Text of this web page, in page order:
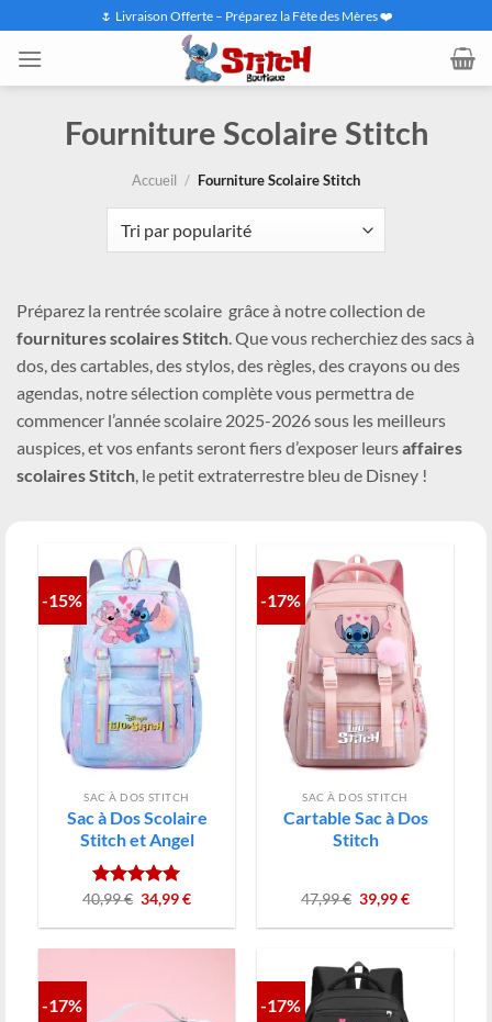
contenu
🌷 Livraison Offerte – Préparez la Fête des Mères ❤️
Fourniture Scolaire Stitch
Accueil / Fourniture Scolaire Stitch
Préparez la rentrée scolaire grâce à notre collection de
fournitures scolaires Stitch . Que vous recherchiez des sacs à
dos, des cartables, des stylos, des règles, des crayons ou des
agendas, notre sélection complète vous permettra de
commencer l’année scolaire 2025-2026 sous les meilleurs
auspices, et vos enfants seront fiers d’exposer leursaffaires
scolaires Stitch , le petit extraterrestre bleu de Disney !
-15%
SAC À DOS STITCH
Sac à Dos Scolaire
Stitch et Angel
Note 5.00
40,99€ Le
prix
initial
34,99€Le
actuel
-17%
SAC À DOS STITCH
Cartable Sac à Dos
Stitch
47,99€ Le
prix
initial
39,99€Le
actuel
-17% -17%